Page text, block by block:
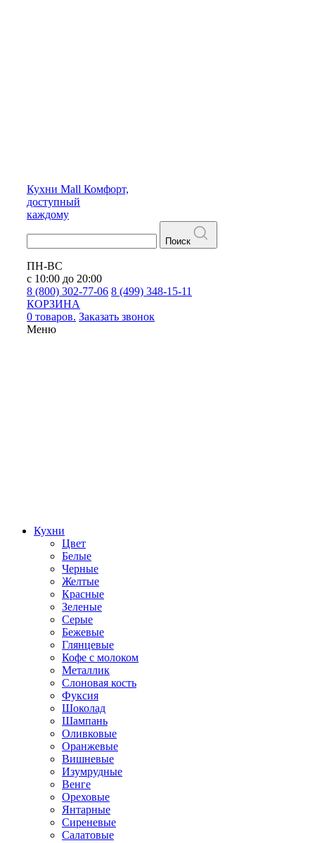
Кухни Mall Комфорт,
доступный
каждому
Поиск
ПН-ВС
с 10:00 до 20:00
8 (800) 302-77-06 8 (499) 348-15-11
КОРЗИНА
0 товаров. Заказать звонок
Меню
Кухни
Цвет
Белые
Черные
Желтые
Красные
Зеленые
Серые
Бежевые
Глянцевые
Кофе с молоком
Металлик
Слоновая кость
Фуксия
Шоколад
Шампань
Оливковые
Оранжевые
Вишневые
Изумрудные
Венге
Ореховые
Янтарные
Сиреневые
Салатовые